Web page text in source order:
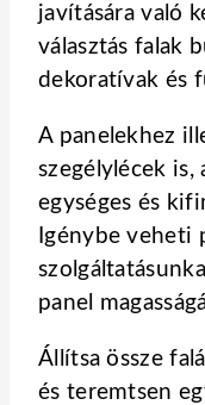
javítására való
választás falak
dekoratívak és
A panelekhez
szegélylécek
egységes és
Igénybe veheti
panel
Állítsa össze
és teremtsen